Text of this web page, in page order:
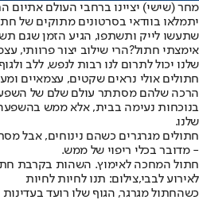
מחר (שישי) יציינו ברחבי העולם אתיום
יתמלאו בוודאי בסרטונים מתוקים של
שתעשו לייק ותשתפו, הגיע הזמן שגם
אימצתי חתול?הרי שילוב יצור פרוותי,
שלנו יכול לתרום לנו רבות לנפש, ללב
חתולים אולי נראים שקטים, עצמאיים
הרכה שלהם מסתתר עולם שלם של השפעה
בנוכחות נעימה בבית, אלא ממש בהשפעה
שלנו.
חתולים מגרגרים כשהם נינוחים, אבל
- מדובר בכלי ריפוי של ממש.
חתול המחכה לאימוץ. השהות בקרבת
לאירוע לבבי,צילום: תנו לחיות לחיות